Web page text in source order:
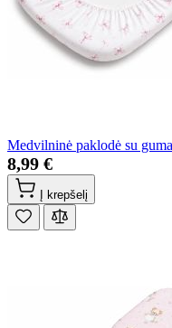
Medvilninė paklodė su
8,99 €
Į krepšelį